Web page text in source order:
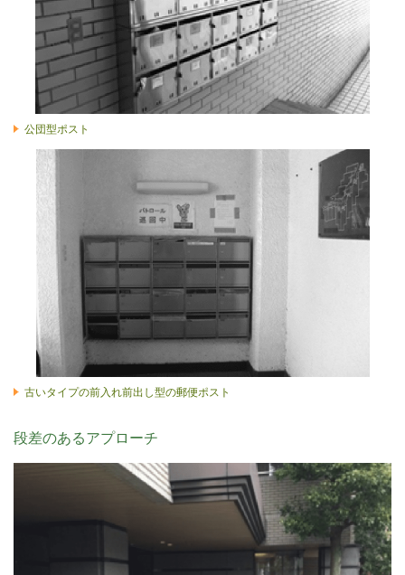
公団型ポスト
古いタイプの前入れ前出し型の郵便ポスト
段差のあるアプローチ